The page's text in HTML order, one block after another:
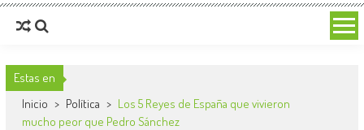
Estas en
Inicio > Política > Los 5 Reyes de España que vivieron
mucho peor que Pedro Sánchez